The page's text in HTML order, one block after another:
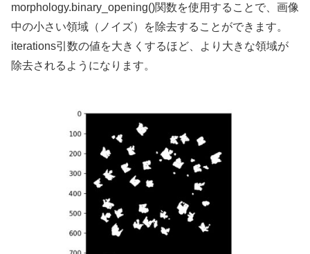
morphology.binary_opening()関数を使用することで、画像
中の小さい領域（ノイズ）を除去することができます。
iterations引数の値を大きくするほど、より大きな領域が
除去されるようになります。